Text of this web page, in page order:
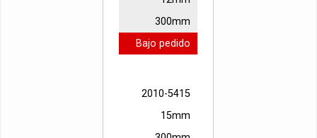
300mm
Bajo pedido
2010-5415
15mm